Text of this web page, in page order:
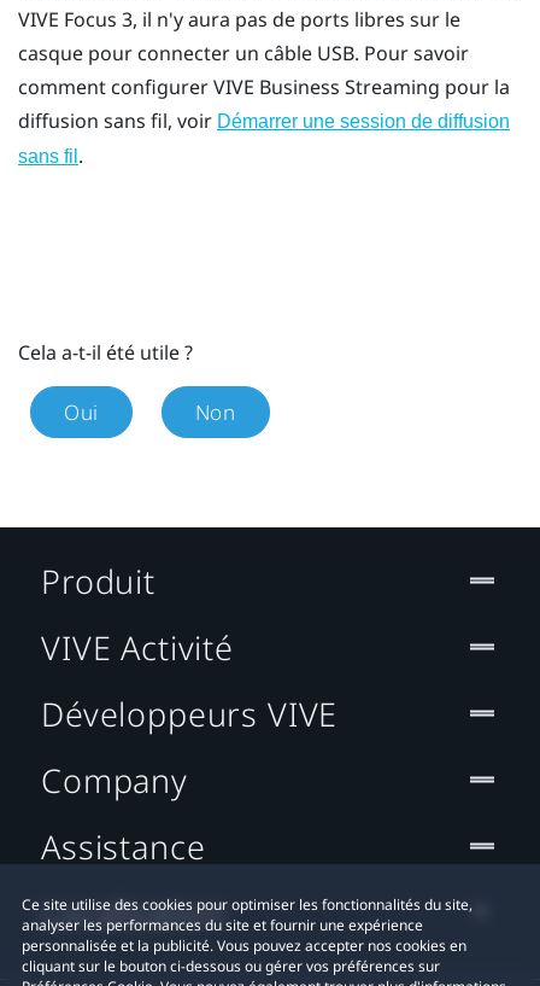
VIVE Focus 3, il n'y aura pas de ports libres sur le
casque pour connecter un câble USB. Pour savoir
comment configurerVIVE Business Streaming pour la
diffusion sans fil, voir Démarrer une session de diffusion
sans fil .
Cela a-t-il été utile ?
Oui Non
Ce site utilise des cookies pour optimiser les fonctionnalités du site,
analyser les performances du site et fournir une expérience
personnalisée et la publicité. Vous pouvez accepter nos cookies en
cliquant sur le bouton ci-dessous ou gérer vos préférences sur
Produit
VIVE Activité
Développeurs VIVE
Company
Assistance
Localisation